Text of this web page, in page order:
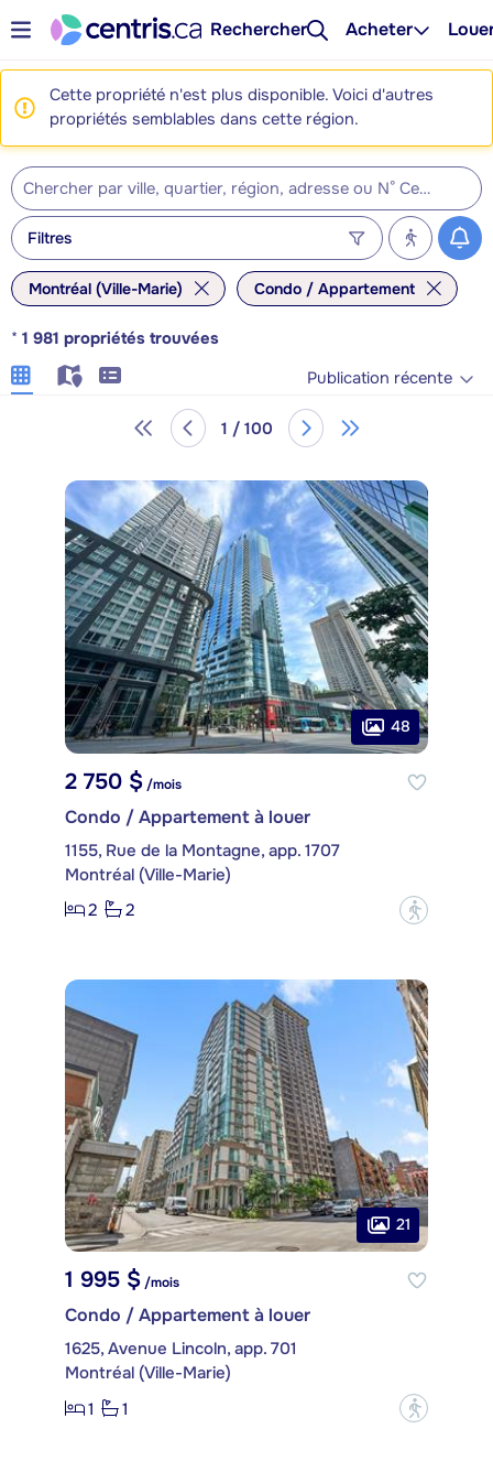
Rechercher Acheter
Cette propriété n'est plus disponible. Voici d'autres
propriétés semblables dans cette région.
Filtres
Montréal (Ville-Marie) Condo / Appartement
* 1 981 propriétés trouvées
Publication récente
1 / 100
48
2 750 $ /mois
Condo / Appartement à louer
1155, Rue de la Montagne, app. 1707
Montréal (Ville-Marie)
2
2 ?
21
1 995 $/mois
Condo / Appartement à louer
1625, Avenue Lincoln, app. 701
Montréal (Ville-Marie)
1
1 ?